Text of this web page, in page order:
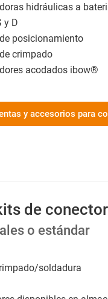
hidráulicas a
y D
posicionamiento
crimpado
acodados ibow®
y accesorios para
de
o estándar
soldadura